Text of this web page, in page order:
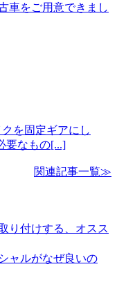
車をご用意できまし
を固定ギアにし
要なもの[...]
関連記事一覧≫
り付けする、オスス
ャルがなぜ良いの